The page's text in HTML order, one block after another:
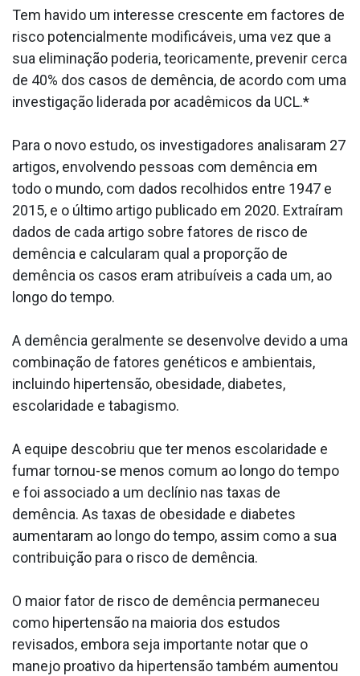
Tem havido um interesse crescente em factores de
risco potencialmente modificáveis, uma vez que a
sua eliminação poderia, teoricamente, prevenir cerca
de 40% dos casos de demência, de acordo com uma
investigação liderada por acadêmicos da UCL.*
Para o novo estudo, os investigadores analisaram 27
artigos, envolvendo pessoas com demência em
todo o mundo, com dados recolhidos entre 1947 e
2015, e o último artigo publicado em 2020. Extraíram
dados de cada artigo sobre fatores de risco de
demência e calcularam qual a proporção de
demência os casos eram atribuíveis a cada um, ao
longo do tempo.
A demência geralmente se desenvolve devido a uma
combinação de fatores genéticos e ambientais,
incluindo hipertensão, obesidade, diabetes,
escolaridade e tabagismo.
A equipe descobriu que ter menos escolaridade e
fumar tornou-se menos comum ao longo do tempo
e foi associado a um declínio nas taxas de
demência. As taxas de obesidade e diabetes
aumentaram ao longo do tempo, assim como a sua
contribuição para o risco de demência.
O maior fator de risco de demência permaneceu
como hipertensão na maioria dos estudos
revisados, embora seja importante notar que o
manejo proativo da hipertensão também aumentou